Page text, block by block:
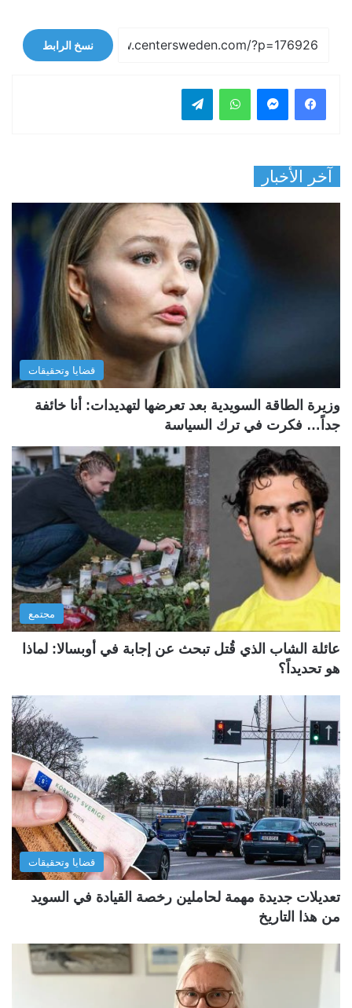
نسخ الرابط
فيسبوك واتساب
آخر الأخبار
قضايا وتحقيقات
وزيرة الطاقة السويدية بعد تعرضها لتهديدات: أنا خائفة
جداً… فكرت في ترك السياسة
مجتمع
عائلة الشاب الذي قُتل تبحث عن إجابة في أوبسالا: لماذا
هو تحديداً؟
قضايا وتحقيقات
تعديلات جديدة مهمة لحاملين رخصة القيادة في السويد
من هذا التاريخ